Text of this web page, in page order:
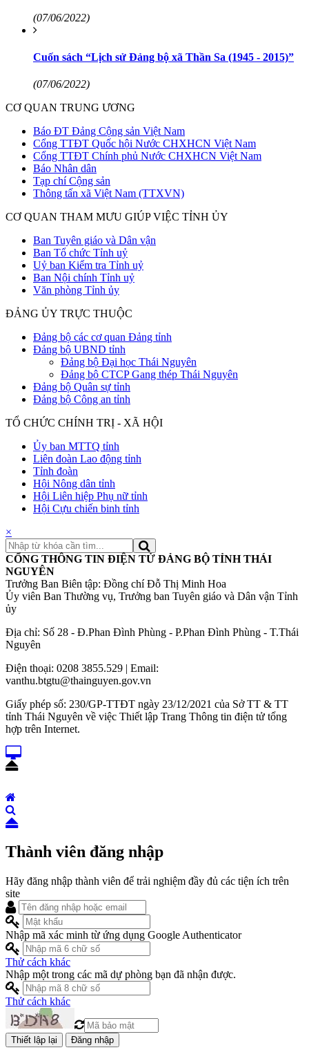
(07/06/2022)
Cuốn sách “Lịch sử Đảng bộ xã Thần Sa (1945 - 2015)”
(07/06/2022)
CƠ QUAN TRUNG ƯƠNG
Báo ĐT Đảng Cộng sản Việt Nam
Cổng TTĐT Quốc hội Nước CHXHCN Việt Nam
Cổng TTĐT Chính phủ Nước CHXHCN Việt Nam
Báo Nhân dân
Tạp chí Cộng sản
Thông tấn xã Việt Nam (TTXVN)
CƠ QUAN THAM MƯU GIÚP VIỆC TỈNH ỦY
Ban Tuyên giáo và Dân vận
Ban Tổ chức Tỉnh uỷ
Uỷ ban Kiểm tra Tỉnh uỷ
Ban Nội chính Tỉnh uỷ
Văn phòng Tỉnh ủy
ĐẢNG ỦY TRỰC THUỘC
Đảng bộ các cơ quan Đảng tỉnh
Đảng bộ UBND tỉnh
Đảng bộ Đại học Thái Nguyên
Đảng bộ CTCP Gang thép Thái Nguyên
Đảng bộ Quân sự tỉnh
Đảng bộ Công an tỉnh
TỔ CHỨC CHÍNH TRỊ - XÃ HỘI
Ủy ban MTTQ tỉnh
Liên đoàn Lao động tỉnh
Tỉnh đoàn
Hội Nông dân tỉnh
Hội Liên hiệp Phụ nữ tỉnh
Hội Cựu chiến binh tỉnh
×
CỔNG THÔNG TIN ĐIỆN TỬ ĐẢNG BỘ TỈNH THÁI
NGUYÊN
Trưởng Ban Biên tập: Đồng chí Đỗ Thị Minh Hoa
Ủy viên Ban Thường vụ, Trưởng ban Tuyên giáo và Dân vận Tỉnh
ủy
Địa chỉ: Số 28 - Đ.Phan Đình Phùng - P.Phan Đình Phùng - T.Thái
Nguyên
Điện thoại: 0208 3855.529 | Email:
vanthu.btgtu@thainguyen.gov.vn
Giấy phép số: 230/GP-TTĐT ngày 23/12/2021 của Sở TT & TT
tỉnh Thái Nguyên về việc Thiết lập Trang Thông tin điện tử tổng
hợp trên Internet.
Thành viên đăng nhập
Hãy đăng nhập thành viên để trải nghiệm đầy đủ các tiện ích trên
site
Nhập mã xác minh từ ứng dụng Google Authenticator
Thử cách khác
Nhập một trong các mã dự phòng bạn đã nhận được.
Thử cách khác
Đăng nhập